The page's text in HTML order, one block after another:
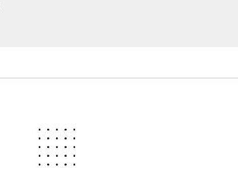
Galeria de